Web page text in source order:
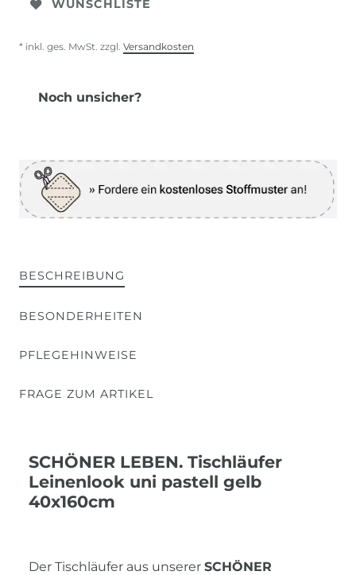
WUNSCHLISTE
* inkl. ges. MwSt. zzgl. Versandkosten
Noch unsicher?
BESCHREIBUNG
BESONDERHEITEN
PFLEGEHINWEISE
FRAGE ZUM ARTIKEL
SCHÖNER LEBEN. Tischläufer
Leinenlook uni pastell gelb
40x160cm
Der Tischläufer aus unserer SCHÖNER